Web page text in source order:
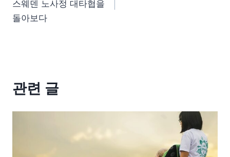
스웨덴 노사정 대타협을
돌아보다
관련 글